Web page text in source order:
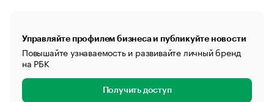
Управляйте профилем бизнеса и публикуйте новости
Повышайте узнаваемость и развивайте личный бренд
на РБК
Получить доступ